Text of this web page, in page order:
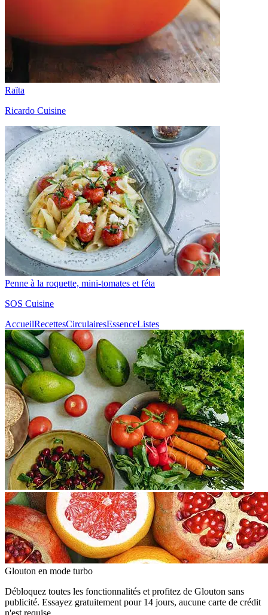
Raïta
Ricardo Cuisine
Penne à la roquette, mini-tomates et féta
SOS Cuisine
AccueilRecettesCirculairesEssenceListes
Glouton en mode turbo
Débloquez toutes les fonctionnalités et profitez de Glouton sans
publicité. Essayez gratuitement pour 14 jours, aucune carte de crédit
n'est requise.